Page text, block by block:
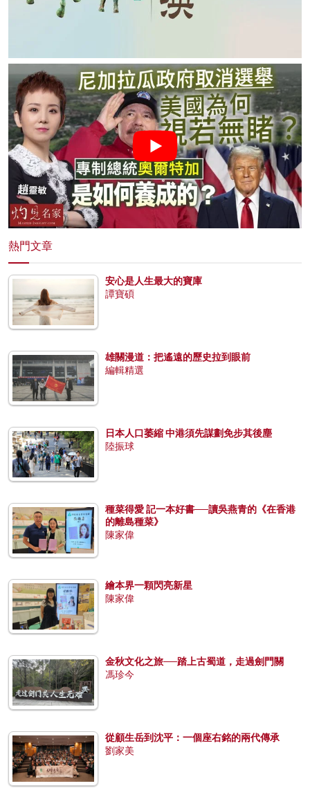
熱門文章
安心是人生最大的寶庫
譚寶碩
雄關漫道：把遙遠的歷史拉到眼前
編輯精選
日本人口萎縮 中港須先謀劃免步其後塵
陸振球
種菜得愛 記一本好書──讀吳燕青的《在香港
的離島種菜》
陳家偉
繪本界一顆閃亮新星
陳家偉
金秋文化之旅──踏上古蜀道，走過劍門關
馮珍今
從顧生岳到沈平：一個座右銘的兩代傳承
劉家美